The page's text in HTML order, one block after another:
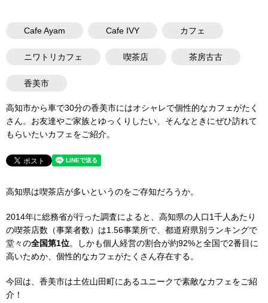
Cafe Ayam Cafe IVY カフェ
ニワトリカフェ 喫茶店 茶房古古
香美市
高知市から車で30分の香美市にはオシャレで個性的なカフェがたく
さん。お友達やご家族とゆっくりしたい、そんなときにぜひ訪れて
もらいたいカフェをご紹介。
高知県は喫茶店が多いというのをご存知だろうか。
2014年に総務省が行った調査によると、高知県の人口1千人あたり
の喫茶店数（事業者数）は1.56事業所で、都道府県別ランキングで
堂々の全国第1位。しかも個人経営の割合が約92%と全国で2番目に
高いためか、個性的なカフェがたくさん存在する。
今回は、香美市は土佐山田町にあるユニークで素敵なカフェをご紹
介！